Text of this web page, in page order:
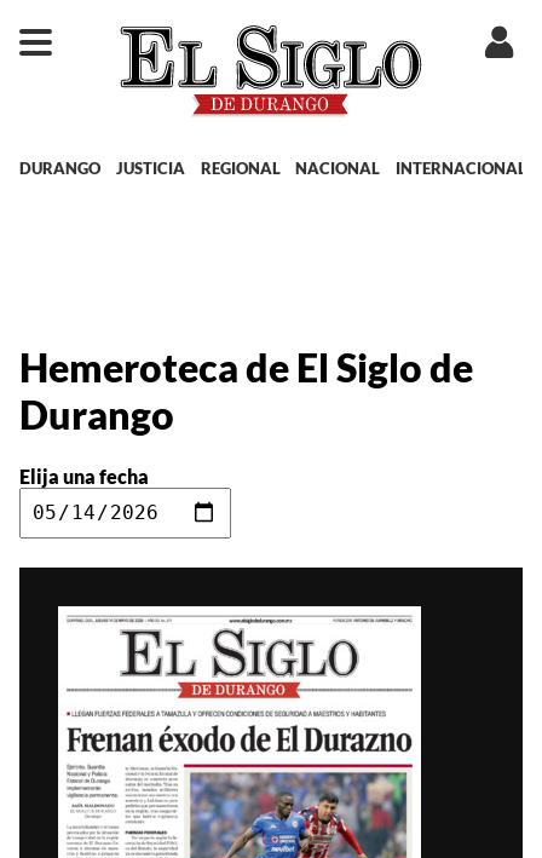
DURANGO JUSTICIA REGIONAL NACIONAL INTERNACIONAL
Hemeroteca de El Siglo de
Durango
Elija una fecha